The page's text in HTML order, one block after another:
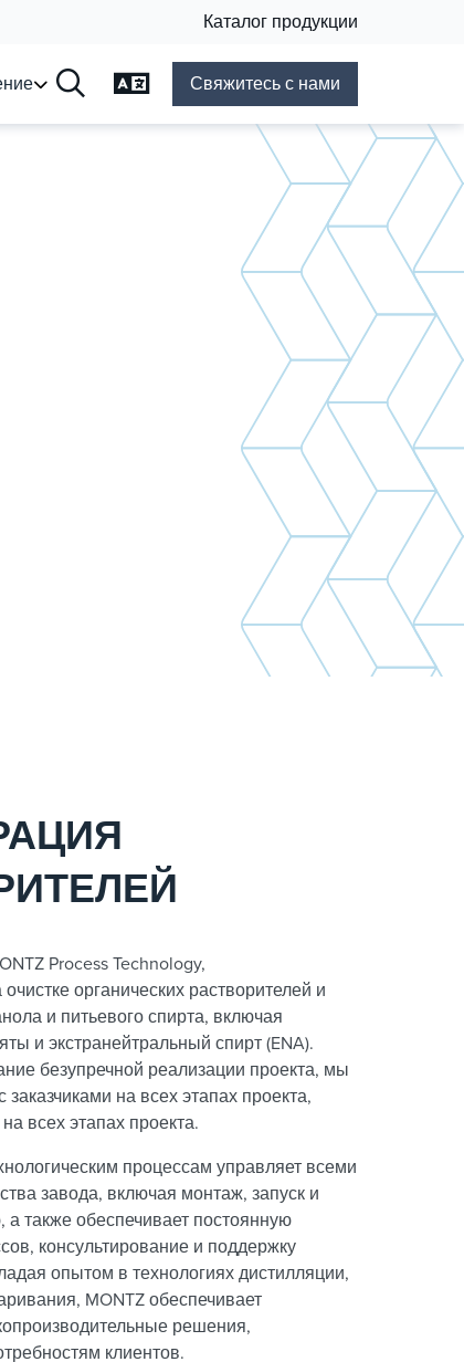
Каталог продукции
Язык сменыСвяжитесь с нами
Process Technology,
органических растворителей и
и питьевого спирта, включая
и экстранейтральный спирт (ENA).
безупречной реализации проекта, мы
заказчиками на всех этапах проекта,
всех этапах проекта.
процессам управляет всеми
завода, включая монтаж, запуск и
а также обеспечивает постоянную
консультирование и поддержку
опытом в технологиях дистилляции,
MONTZ обеспечивает
решения,
клиентов.